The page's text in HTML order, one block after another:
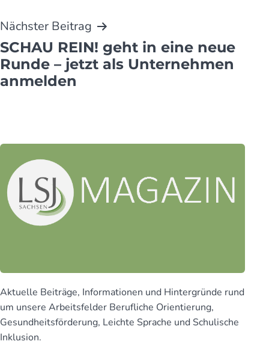
Nächster Beitrag
SCHAU REIN! geht in eine neue
Runde – jetzt als Unter­nehmen
anmelden
Aktuelle Beiträge, Infor­mationen und Hinter­gründe rund
um unsere Arbeits­felder Beruf­liche Orien­tierung,
Gesund­heits­för­derung, Leichte Sprache und Schu­lische
Inklusion.